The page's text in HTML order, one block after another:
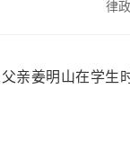
律
亲姜明山在学生